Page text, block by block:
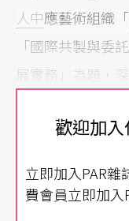
人中應藝術組織「
「國際共製與委
展實務」為題，
分，特別是自
心三館的成立及
歡迎加
立即加入PAR雜
費會員立即加入